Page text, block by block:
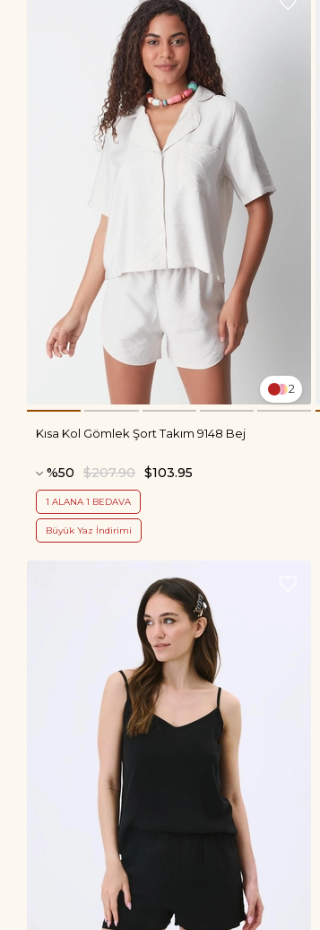
2
Kısa Kol Gömlek Şort Takım 9148 Bej
%50 $103.95
$207.90
1 ALANA 1 BEDAVA
Büyük Yaz İndirimi